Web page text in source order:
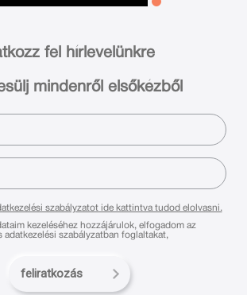
fel hírlevelünkre
mindenről elsőkézből
szabályzatot ide kattintva tudod elolvasni.
kezeléséhez hozzájárulok, elfogadom az
adatvédelmi és adatkezelési szabályzatban foglaltakat,
feliratkozás